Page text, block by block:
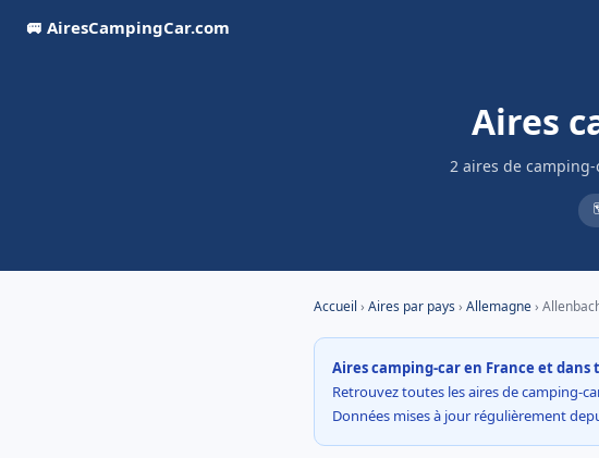
🚐 AiresCampingCar.com
Aires
2 aires de
Accueil › Aires par pays› Allemagne›
Aires camping-car en France et dans
Retrouvez toutes les aires de camping-
Données mises à jour régulièrement